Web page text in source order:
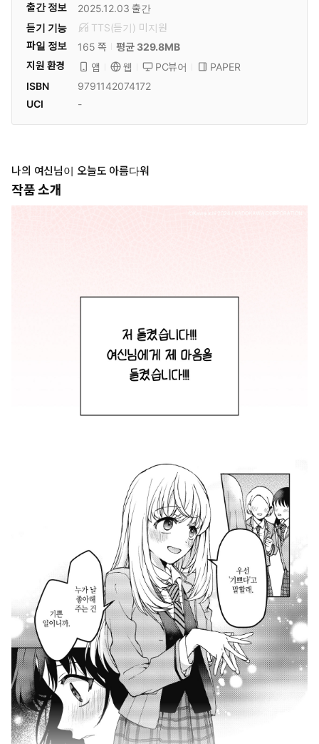
출간 정보
2025.12.03 출간
듣기 기능
TTS(듣기) 미 지원
파일 정보
165 쪽
평균 329.8MB
지원 환경
앱 웹 PC뷰어
PAPER
ISBN
9791142074172
UCI
-
나의 여신님이 오늘도 아름다워
작품 소개